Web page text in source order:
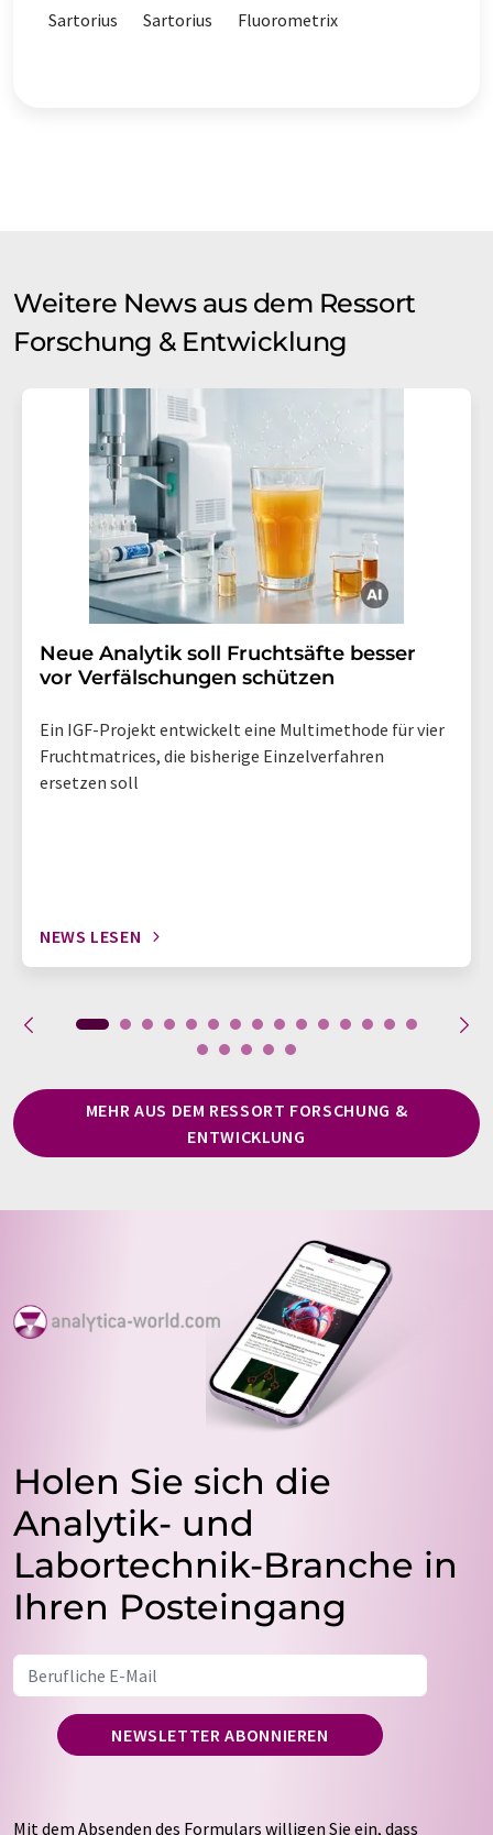
Sartorius Sartorius Fluorometrix
Weitere News aus dem Ressort
Forschung & Entwicklung
Neue Analytik soll Fruchtsäfte besser
vor Verfälschungen schützen
Ein IGF-Projekt entwickelt eine Multimethode für vier
Fruchtmatrices, die bisherige Einzelverfahren
ersetzen soll
NEWS LESEN
MEHR AUS DEM RESSORT FORSCHUNG &
ENTWICKLUNG
Holen Sie sich die
Analytik- und
Labortechnik-Branche in
Ihren Posteingang
NEWSLETTER ABONNIEREN
Mit dem Absenden des Formulars willigen Sie ein, dass